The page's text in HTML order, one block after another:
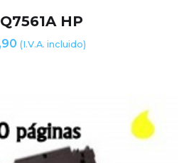
HP
(I.V.A. incluido)